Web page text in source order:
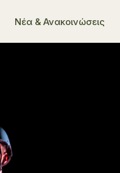
Νέα & Ανακοινώσεις